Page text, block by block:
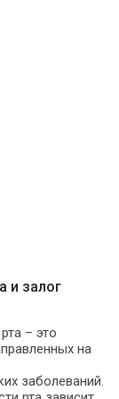
и залог
– это
на
заболеваний.